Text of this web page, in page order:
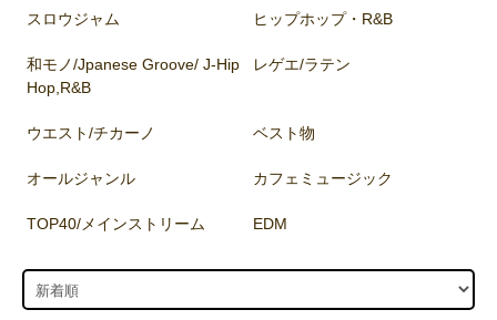
スロウジャム ヒップホップ・R&B
和モノ/Jpanese Groove/ J-Hip
Hop,R&B
レゲエ/ラテン
ウエスト/チカーノ ベスト物
オールジャンル カフェミュージック
TOP40/メインストリーム EDM